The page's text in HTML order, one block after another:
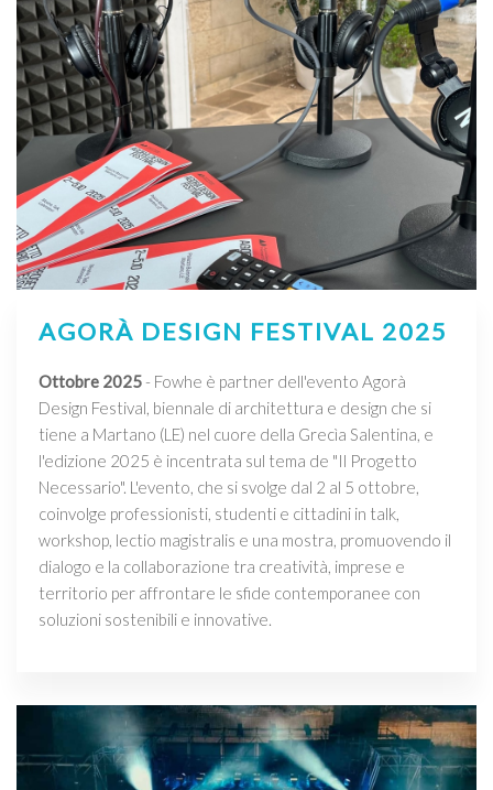
AGORÀ DESIGN FESTIVAL 2025
Ottobre 2025- Fowhe è partner dell'evento Agorà
Design Festival, biennale di architettura e design che si
tiene a Martano (LE) nel cuore della Grecìa Salentina, e
l'edizione 2025 è incentrata sul tema de "Il Progetto
Necessario". L'evento, che si svolge dal 2 al 5 ottobre,
coinvolge professionisti, studenti e cittadini in talk,
workshop, lectio magistralis e una mostra, promuovendo il
dialogo e la collaborazione tra creatività, imprese e
territorio per affrontare le sfide contemporanee con
soluzioni sostenibili e innovative.